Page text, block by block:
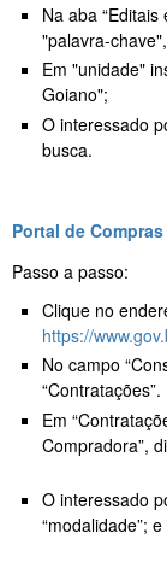
Na aba
"palavra-
Em "unidade"
Goiano";
O interessado
busca.
Portal de
Passo a passo:
Clique no
https://
No campo
“Contratações”.
Em
Compradora”,
O interessado
“modalidade”;